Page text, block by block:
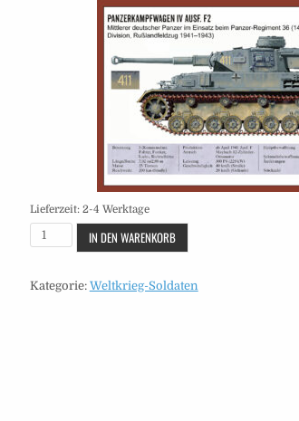
Lieferzeit: 2-4 Werktage
Soldaten
-
39
IN DEN WARENKORB
Kategorie: Weltkrieg-Soldaten